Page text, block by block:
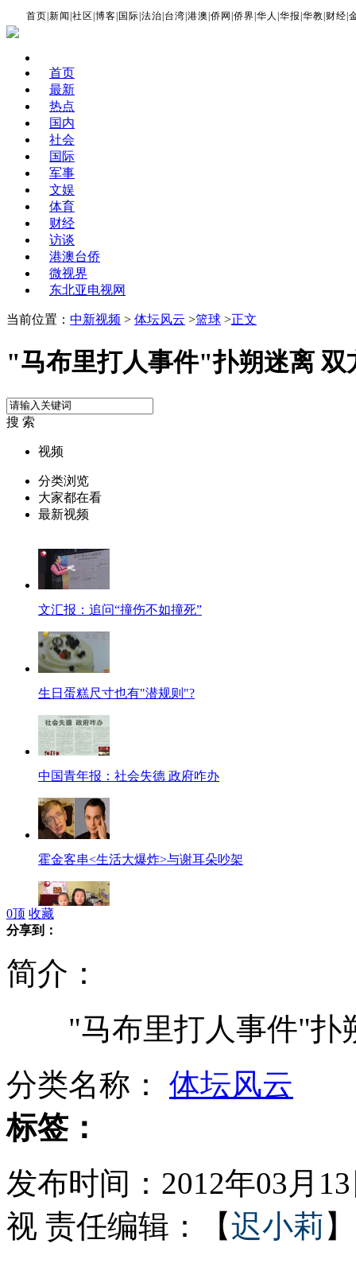
首页 |新闻 |社区 |博客 国际 |法治 台湾 |港澳 |侨网 |侨界 |华人 |华报 |华教 财经 |
首页
最新
热点
国内
社会
国际
军事
文娱
体育
财经
访谈
港澳台侨
微视界
东北亚电视网
当前位置： 中新视频 > 体坛风云 >篮球 >正文
"马布里打人事件"扑朔迷离 双
搜 索
视频
分类浏览
大家都在看
最新视频
文汇报：追问“撞伤不如撞死”
生日蛋糕尺寸也有"潜规则"?
中国青年报：社会失德 政府咋办
霍金客串<生活大爆炸>与谢耳朵吵架
日本料理将向联合国“申遗”
成龙姚明 双双进军酒业
0顶 收藏
分享到：
简介：
"马布里打人事件"扑
分类名称： 体坛风云
标签：
发布时间：2012年03月
视 责任编辑：【迟小莉 】